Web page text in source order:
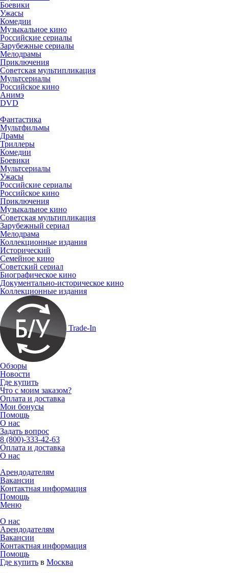
Боевики
Ужасы
Комедии
Музыкальное кино
Российские сериалы
Зарубежные сериалы
Мелодрамы
Приключения
Советская мультипликация
Мультсериалы
Российское кино
Анимэ
DVD
Фантастика
Мультфильмы
Драмы
Триллеры
Комедии
Боевики
Мультсериалы
Ужасы
Российские сериалы
Российское кино
Приключения
Музыкальное кино
Советская мультипликация
Зарубежный сериал
Мелодрама
Коллекционные издания
Исторический
Семейное кино
Советский сериал
Биографическое кино
Документально-историческое кино
Коллекционные издания
Trade-In
Обзоры
Новости
Где купить
Что с моим заказом?
Оплата и доставка
Мои бонусы
Помощь
О нас
Задать вопрос
8 (800)-333-42-63
Оплата и доставка
О нас
Арендодателям
Вакансии
Контактная информация
Помощь
Меню
О нас
Арендодателям
Вакансии
Контактная информация
Помощь
Где купить в Москва